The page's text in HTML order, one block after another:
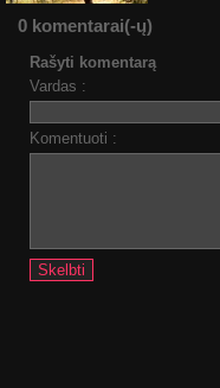
0 komentarai(-ų)
Rašyti komentarą
Vardas :
Komentuoti :